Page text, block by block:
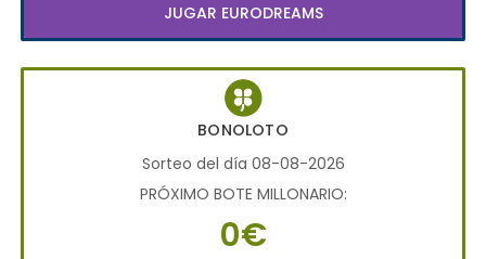
JUGAR EURODREAMS
BONOLOTO
Sorteo del día 08-08-2026
PRÓXIMO BOTE MILLONARIO:
0€